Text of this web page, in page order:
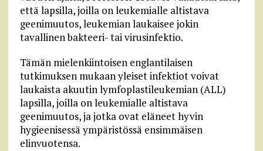
että lapsilla, joilla on leukemialle altistava
geenimuutos, leukemian laukaisee jokin
tavallinen bakteeri- tai virusinfektio.
Tämän mielenkiintoisen englantilaisen
tutkimuksen mukaan yleiset infektiot voivat
laukaista akuutin lymfoplastileukemian (ALL)
lapsilla, joilla on leukemialle altistava
geenimuutos, ja jotka ovat eläneet hyvin
hygieenisessä ympäristössä ensimmäisen
elinvuotensa.